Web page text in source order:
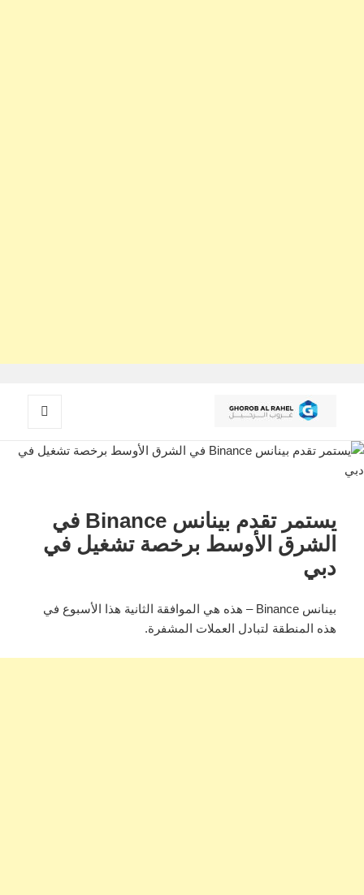
غروب الرحيل
والودجات
يستمر تقدم بينانس Binance في
الشرق الأوسط برخصة تشغيل في
دبي
بينانس Binance – هذه هي الموافقة الثانية هذا الأسبوع في
هذه المنطقة لتبادل العملات المشفرة.